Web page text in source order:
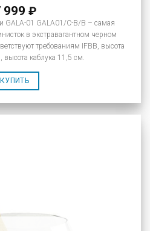
999 ₽
GALA-01 GALA01/C-B/B – самая
в экстравагантном черном
требованиям IFBB, высота
каблука 11,5 см.
КУПИТЬ